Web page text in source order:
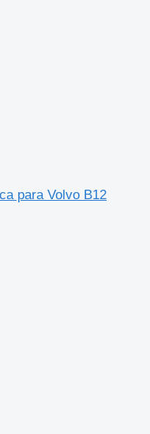
para Volvo B12